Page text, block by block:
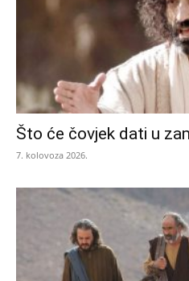
Što će čovjek dati u
7. kolovoza 2026.